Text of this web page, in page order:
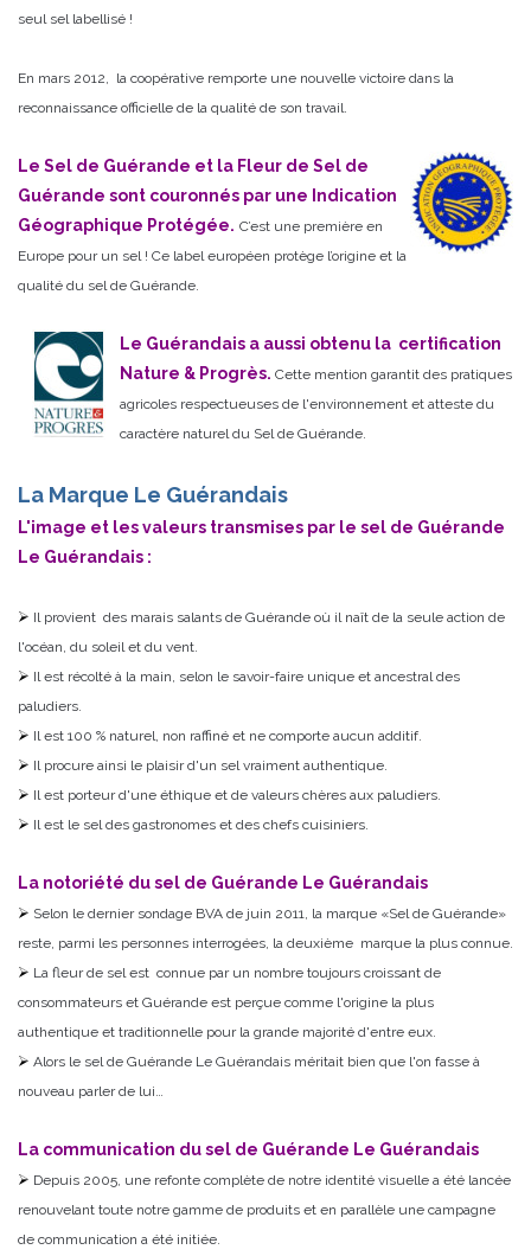
seul sel labellisé !
En mars 2012, la coopérative remporte une nouvelle victoire dans la
reconnaissance officielle de la qualité de son travail.
Le Sel de Guérande et la Fleur de Sel de
Guérande sont couronnés par une Indication
Géographique Protégée. C’est une première en
Europe pour un sel ! Ce label européen protège l’origine et la
qualité du sel de Guérande.
Le Guérandais a aussi obtenu la certification
Nature & Progrès. Cette mention garantit des pratiques
agricoles respectueuses de l'environnement et atteste du
caractère naturel du Sel de Guérande.
La Marque Le Guérandais
L'image et les valeurs transmises par le sel de Guérande
Le Guérandais :
Il provient des marais salants de Guérande où il naît de la seule action de
l'océan, du soleil et du vent.
Il est récolté à la main, selon le savoir-faire unique et ancestral des
paludiers.
Il est 100 % naturel, non raffiné et ne comporte aucun additif.
Il procure ainsi le plaisir d'un sel vraiment authentique.
Il est porteur d'une éthique et de valeurs chères aux paludiers.
Il est le sel des gastronomes et des chefs cuisiniers.
La notoriété du sel de Guérande Le Guérandais
Selon le dernier sondage BVA de juin 2011, la marque «Sel de Guérande»
reste, parmi les personnes interrogées, la deuxième marque la plus connue.
La fleur de sel est connue par un nombre toujours croissant de
consommateurs et Guérande est perçue comme l'origine la plus
authentique et traditionnelle pour la grande majorité d'entre eux.
Alors le sel de Guérande Le Guérandais méritait bien que l'on fasse à
nouveau parler de lui…
La communication du sel de Guérande Le Guérandais
Depuis 2005, une refonte complète de notre identité visuelle a été lancée
renouvelant toute notre gamme de produits et en parallèle une campagne
de communication a été initiée.